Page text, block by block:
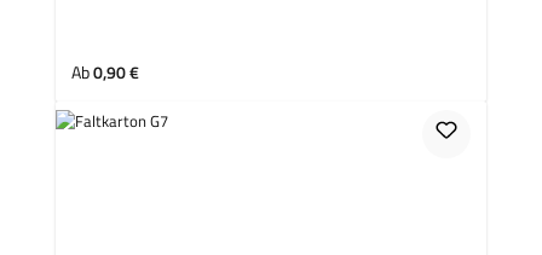
Regulärer Preis:
Ab0,90 €